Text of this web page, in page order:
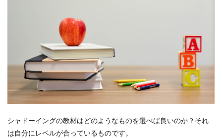
シャドーイングの教材はどのようなものを選べば良いのか？それ
は自分にレベルが合っているものです。